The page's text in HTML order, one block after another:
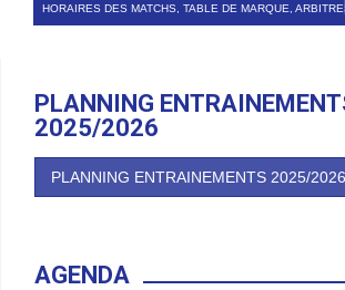
HORAIRES DES MATCHS, TABLE DE MARQUE,
PLANNING
2025/2026
PLANNING ENTRAINEMENTS 2025/2026
AGENDA